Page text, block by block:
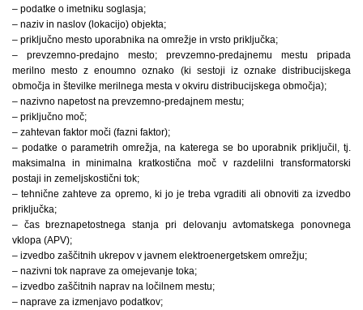
– podatke o imetniku soglasja;
– naziv in naslov (lokacijo) objekta;
– priključno mesto uporabnika na omrežje in vrsto priključka;
– prevzemno-predajno mesto; prevzemno-predajnemu mestu pripada
merilno mesto z enoumno oznako (ki sestoji iz oznake distribucijskega
območja in številke merilnega mesta v okviru distribucijskega območja);
– nazivno napetost na prevzemno-predajnem mestu;
– priključno moč;
– zahtevan faktor moči (fazni faktor);
– podatke o parametrih omrežja, na katerega se bo uporabnik priključil, tj.
maksimalna in minimalna kratkostična moč v razdelilni transformatorski
postaji in zemeljskostični tok;
– tehnične zahteve za opremo, ki jo je treba vgraditi ali obnoviti za izvedbo
priključka;
– čas breznapetostnega stanja pri delovanju avtomatskega ponovnega
vklopa (APV);
– izvedbo zaščitnih ukrepov v javnem elektroenergetskem omrežju;
– nazivni tok naprave za omejevanje toka;
– izvedbo zaščitnih naprav na ločilnem mestu;
– naprave za izmenjavo podatkov;